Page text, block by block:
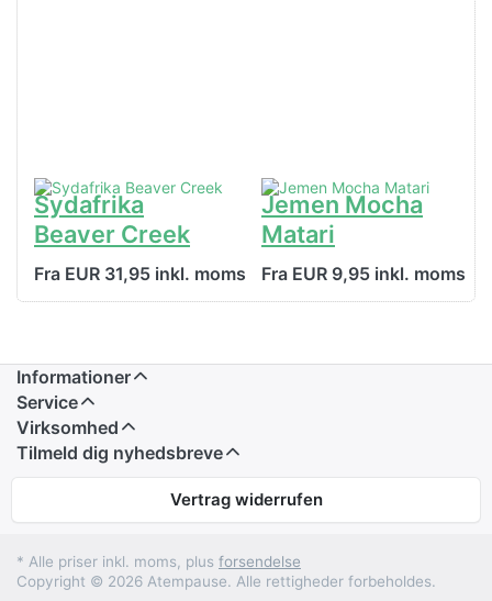
Sydafrika
Beaver Creek
Fra EUR 31,95 inkl. moms
Jemen Mocha
Matari
Fra EUR 9,95 inkl. moms
Informationer
Service
Virksomhed
Tilmeld dig nyhedsbreve
Vertrag widerrufen
* Alle priser inkl. moms, plus forsendelse
Copyright © 2026 Atempause. Alle rettigheder forbeholdes.